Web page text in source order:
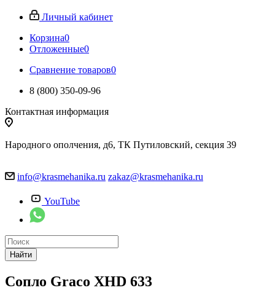
Личный кабинет
Корзина0
Отложенные0
Сравнение товаров0
8 (800) 350-09-96
Контактная информация
Народного ополчения, д6, ТК Путиловский, секция 39
info@krasmehanika.ru zakaz@krasmehanika.ru
YouTube
Найти
Сопло Graco XHD 633